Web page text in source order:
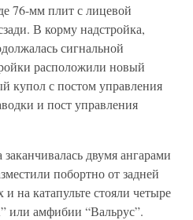
76-мм плит с лицевой
В корму надстройка,
сигнальной
расположили новый
купол с постом управления
и пост управления
двумя ангарами
побортно от задней
на катапульте стояли четыре
или амфибии “Вальрус”.